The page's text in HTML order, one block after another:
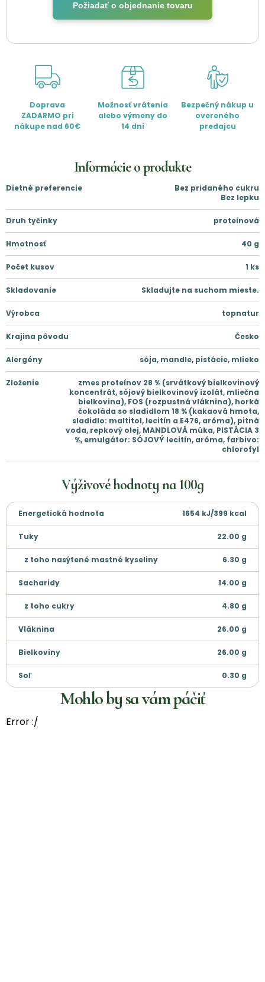
Požiadať o objednanie tovaru
Doprava
ZADARMO pri
nákupe nad 60€
Možnosť vrátenia
alebo výmeny do
14 dní
Bezpečný nákup u
overeného
predajcu
Informácie o produkte
Dietné preferencie
Bez pridaného cukru
Bez lepku
Druh tyčinky proteínová
Hmotnosť 40 g
Počet kusov 1 ks
Skladovanie Skladujte na suchom mieste.
Výrobca topnatur
Krajina pôvodu Česko
Alergény sója, mandle, pistácie, mlieko
Zloženie
zmes proteínov 28 % (srvátkový bielkovinový
koncentrát, sójový bielkovinový izolát, mliečna
bielkovina), FOS (rozpustná vláknina), horká
čokoláda so sladidlom 18 % (kakaová hmota,
sladidlo: maltitol, lecitín a E476, aróma), pitná
voda, repkový olej, MANDLOVÁ múka, PISTÁCIA 3
%, emulgátor: SÓJOVÝ lecitín, aróma, farbivo:
chlorofyl
Výživové hodnoty na100g
Energetická hodnota 1654 kJ/399 kcal
Tuky 22.00 g
z toho nasýtené mastné kyseliny 6.30 g
Sacharidy 14.00 g
z toho cukry 4.80 g
Vláknina 26.00 g
Bielkoviny 26.00 g
Soľ 0.30 g
Mohlo by sa vám páčiť
Error :/